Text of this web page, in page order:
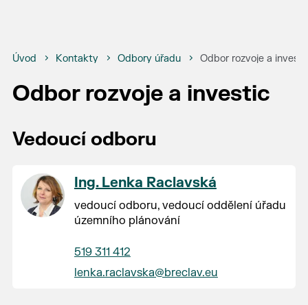
Úvod Kontakty Odbory úřadu Odbor rozvoje a
Odbor rozvoje a investic
Vedoucí odboru
Ing. Lenka Raclavská
vedoucí odboru, vedoucí oddělení úřadu
územního plánování
519 311 412
lenka.raclavska@breclav.eu